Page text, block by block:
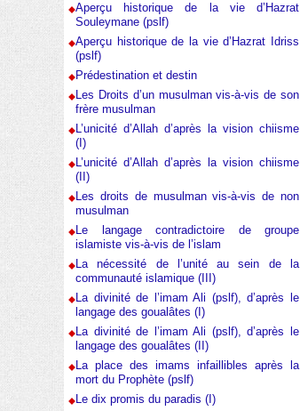
Aperçu historique de la vie d’Hazrat
Souleymane (pslf)
Aperçu historique de la vie d’Hazrat Idriss
(pslf)
Prédestination et destin
Les Droits d’un musulman vis-à-vis de son
frère musulman
L’unicité d’Allah d’après la vision chiisme
(I)
L’unicité d’Allah d’après la vision chiisme
(II)
Les droits de musulman vis-à-vis de non
musulman
Le langage contradictoire de groupe
islamiste vis-à-vis de l’islam
La nécessité de l’unité au sein de la
communauté islamique (III)
La divinité de l’imam Ali (pslf), d’après le
langage des goualâtes (I)
La divinité de l’imam Ali (pslf), d’après le
langage des goualâtes (II)
La place des imams infaillibles après la
mort du Prophète (pslf)
Le dix promis du paradis (I)